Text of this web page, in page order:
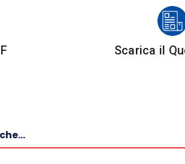
ancora meglio dell’incantevole vista.
: nella terza tappa è presente un
ruscello. La canaletta principale ha la
Quasi tutti i bambini scelgono la
Scarica il